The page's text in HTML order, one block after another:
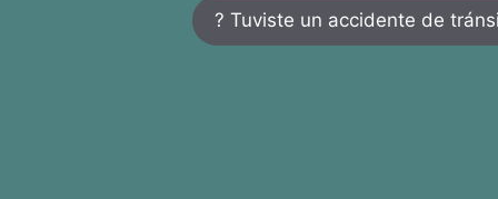
? Tuviste un accidente de